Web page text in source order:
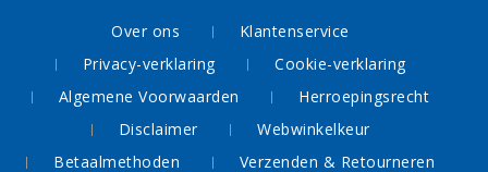
Over ons
Klantenservice
Privacy-verklaring
Cookie-verklaring
Algemene Voorwaarden
Herroepingsrecht
Disclaimer
Webwinkelkeur
Betaalmethoden
Verzenden & Retourneren